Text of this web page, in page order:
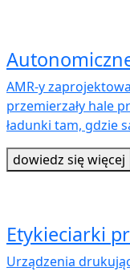
AMR-y
przemierzały hale
ładunki tam, gdzie
dowiedz się więcej
Etykieciarki
Urządzenia